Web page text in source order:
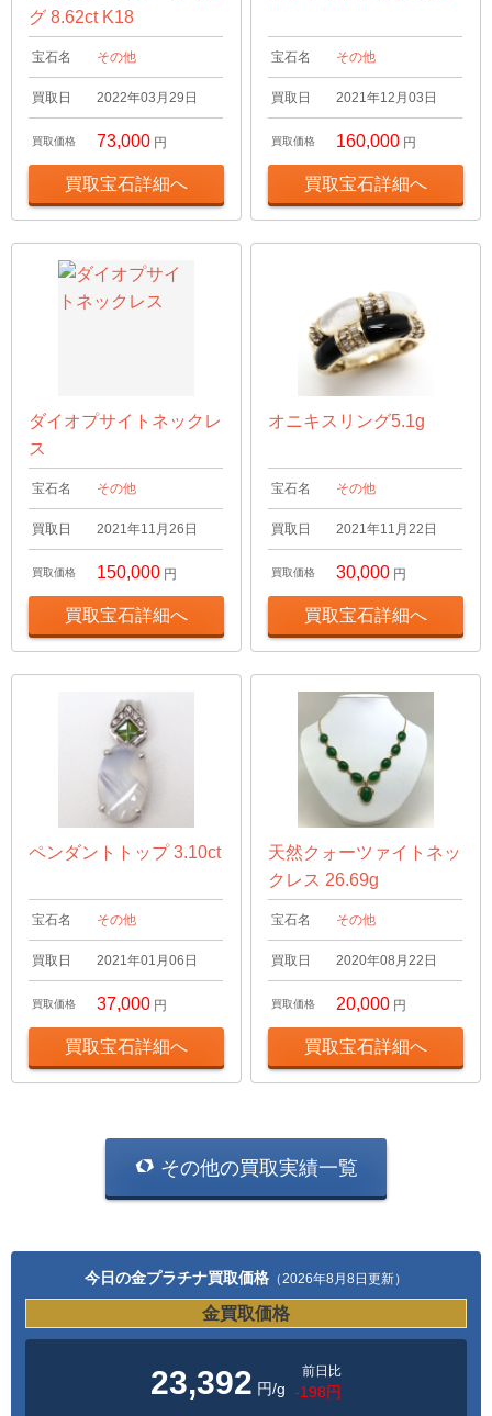
グ 8.62ct K18
宝石名 その他
買取日 2022年03月29日
買取価格 73,000 円
買取宝石詳細へ
宝石名 その他
買取日 2021年12月03日
買取価格 160,000 円
買取宝石詳細へ
ダイオプサイトネックレ
ス
宝石名 その他
買取日 2021年11月26日
買取価格 150,000 円
買取宝石詳細へ
オニキスリング5.1g
宝石名 その他
買取日 2021年11月22日
買取価格 30,000 円
買取宝石詳細へ
ペンダントトップ 3.10ct
宝石名 その他
買取日 2021年01月06日
買取価格 37,000 円
買取宝石詳細へ
天然クォーツァイトネッ
クレス 26.69g
宝石名 その他
買取日 2020年08月22日
買取価格 20,000 円
買取宝石詳細へ
その他の買取実績一覧
今日の金プラチナ買取価格 （2026年8月8日更新）
金買取価格
23,392 円/g
前日比
-198円